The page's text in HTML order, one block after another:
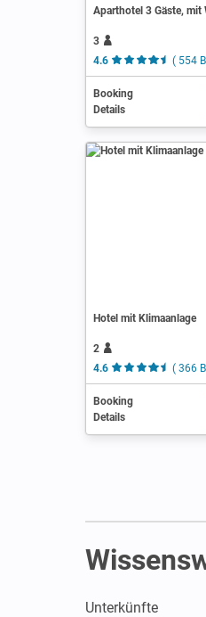
Aparthotel 3 Gäste, mit
3
4.6
( 554
Booking
Details
Hotel mit Klimaanlage
2
4.6
( 366
Booking
Details
Unterkünfte